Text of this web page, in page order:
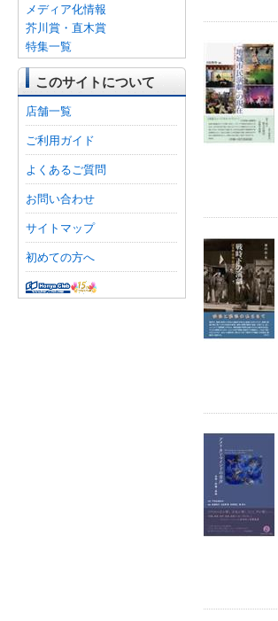
メディア化情報
芥川賞・直木賞
特集一覧
このサイトについて
店舗一覧
ご利用ガイド
よくあるご質問
お問い合わせ
サイトマップ
初めての方へ